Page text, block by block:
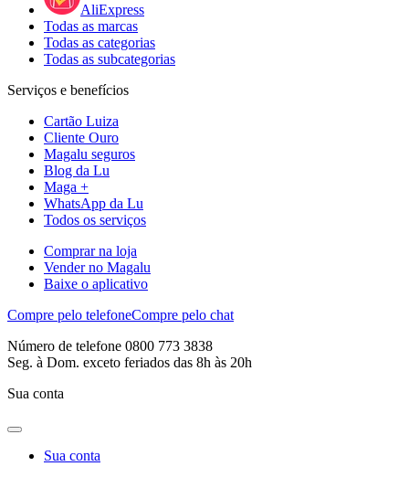
AliExpress
Todas as marcas
Todas as categorias
Todas as subcategorias
Serviços e benefícios
Cartão Luiza
Cliente Ouro
Magalu seguros
Blog da Lu
Maga +
WhatsApp da Lu
Todos os serviços
Comprar na loja
Vender no Magalu
Baixe o aplicativo
Compre pelo telefoneCompre pelo chat
Número de telefone 0800 773 3838
Seg. à Dom. exceto feriados das 8h às 20h
Sua conta
Sua conta